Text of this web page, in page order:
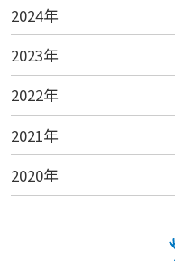
2024年
2023年
2022年
2021年
2020年